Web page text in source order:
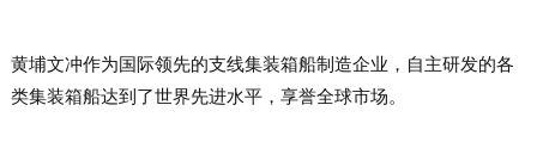
黄埔文冲作为国际领先的支线集装箱船制造企业，自主研发的各
类集装箱船达到了世界先进水平，享誉全球市场。